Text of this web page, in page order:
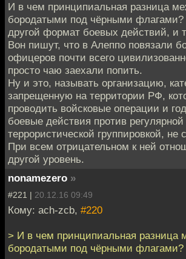
И в чем принципиальная разница
бородатыми под чёрными флагами?
другой формат боевых действий, и
Вон пишут, что в Алеппо повязали
офицеров почти всего
просто чаю заехали попить.
Ну и это, называть организацию,
запрещенную на территории РФ,
проводить войсковые операции и
боевые действия против
террористической группировкой, не
При всем отрицательном к ней
другой уровень.
nonamezero »
#221 | 20.12.16 09:49
Кому: ach-zcb, #220
> И в чем принципиальная разница
бородатыми под чёрными флагами?